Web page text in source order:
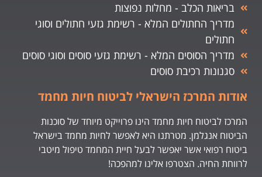
בריאות הכלב - מחלות נפוצות
מדריך החתולים המלא - רשימת גזעי חתולים וסוגי
חתולים
מדריך הסוסים המלא - רשימת גזעי סוסים וסוגי סוסים
סגנונות רכיבת סוסים
אודות המרכז הישראלי לביטוח חיות מחמד
המרכז לביטוח חיות מחמד הינו פרוייקט מיוחד של סוכנות
הביטוח אנגלמן. מטרתנו היא לאפשר לחיות מחמד בישראל
ביטוח רפואי אשר יאפשר לבעל חיית המחמד טיפול מיטבי
לרווחת החיה. הצטרפו אלינו למהפכה!